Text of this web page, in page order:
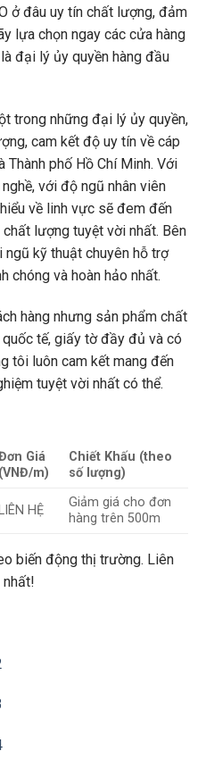
ở đâu uy tín chất lượng, đảm
lựa chọn ngay các cửa hàng
đại lý ủy quyền hàng đầu
trong những đại lý ủy quyền,
cam kết độ uy tín về cáp
Thành phố Hồ Chí Minh. Với
với độ ngũ nhân viên
về linh vực sẽ đem đến
lượng tuyệt vời nhất. Bên
kỹ thuật chuyên hỗ trợ
chóng và hoàn hảo nhất.
hàng nhưng sản phẩm chất
quốc tế, giấy tờ đầy đủ và có
tôi luôn cam kết mang đến
tuyệt vời nhất có thể.
Giá
(VNĐ/m)
Chiết Khấu (theo
số lượng)
LIÊN HỆ
Giảm giá cho đơn
hàng trên 500m
biến động thị trường. Liên
nhất!